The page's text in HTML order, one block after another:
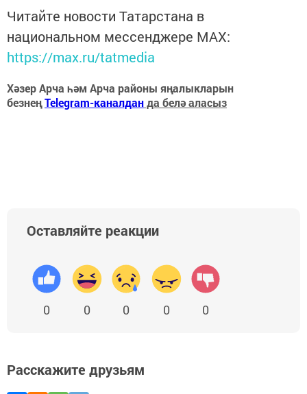
Читайте новости Татарстана в
национальном мессенджере MАХ:
https://max.ru/tatmedia
Хәзер Арча һәм Арча районы яңалыкларын
безнеңTelegram-каналданда белә аласыз
Оставляйте реакции
0 0 0 0 0
Расскажите друзьям